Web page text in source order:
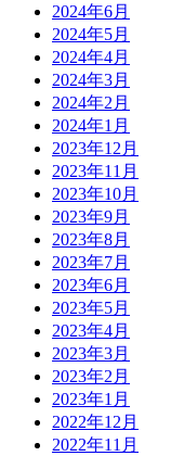
2024年6月
2024年5月
2024年4月
2024年3月
2024年2月
2024年1月
2023年12月
2023年11月
2023年10月
2023年9月
2023年8月
2023年7月
2023年6月
2023年5月
2023年4月
2023年3月
2023年2月
2023年1月
2022年12月
2022年11月